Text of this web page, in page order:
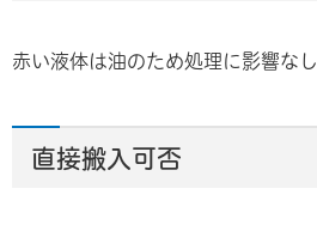
赤い液体は油のため処理に影響なし
直接搬入可否